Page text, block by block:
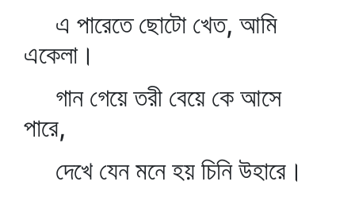
এ পারেতে ছোটো খেত, আমি
একেলা।
গান গেয়ে তরী বেয়ে কে আসে
পারে,
দেখে যেন মনে হয় চিনি উহারে।